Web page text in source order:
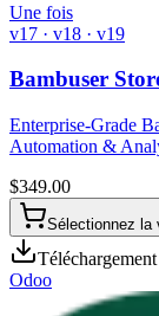
Une fois
v17 · v18 · v19
Bambuser
Enterprise-Grade
Automation &
$349.00
Sélectionnez la
Odoo